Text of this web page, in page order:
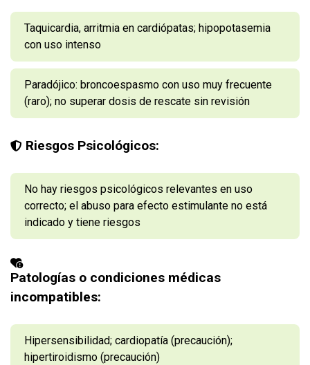
Taquicardia, arritmia en cardiópatas; hipopotasemia
con uso intenso
Paradójico: broncoespasmo con uso muy frecuente
(raro); no superar dosis de rescate sin revisión
Riesgos Psicológicos:
No hay riesgos psicológicos relevantes en uso
correcto; el abuso para efecto estimulante no está
indicado y tiene riesgos
Patologías o condiciones médicas
incompatibles:
Hipersensibilidad; cardiopatía (precaución);
hipertiroidismo (precaución)